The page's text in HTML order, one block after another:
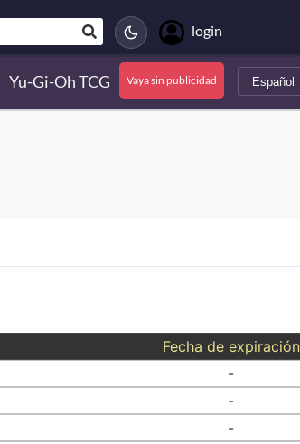
login
Yu-Gi-Oh TCG Vaya sin publicidad
Fecha de expiración
-
-
-